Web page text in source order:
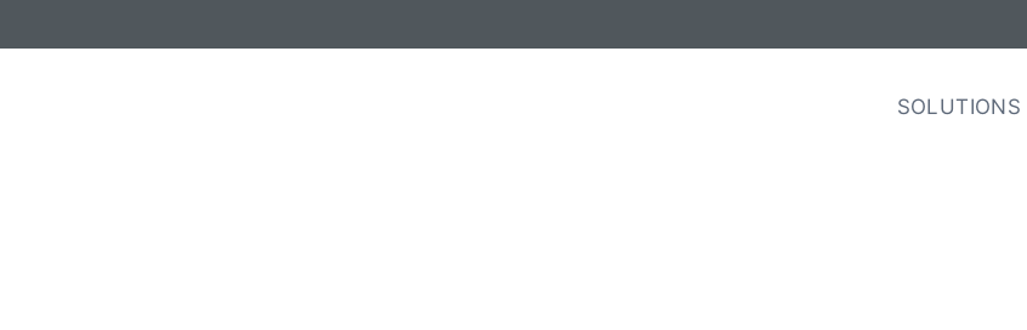
SOLUTIONS